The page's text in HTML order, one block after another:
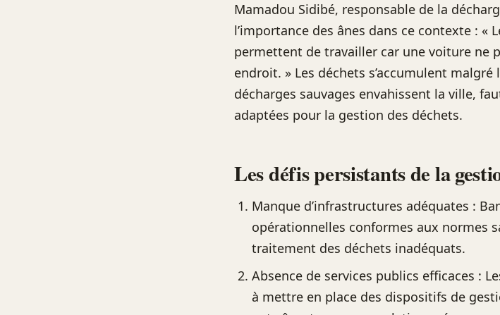
Mamadou Sidibé, responsable de la
l’importance des ânes dans ce contexte : «
permettent de travailler car une voiture ne
endroit. » Les déchets s’accumulent
décharges sauvages envahissent la ville,
adaptées pour la gestion des déchets.
Les défis persistants de la
Manque d’infrastructures adéquates :
opérationnelles conformes aux normes
traitement des déchets inadéquats.
Absence de services publics efficaces :
à mettre en place des dispositifs de